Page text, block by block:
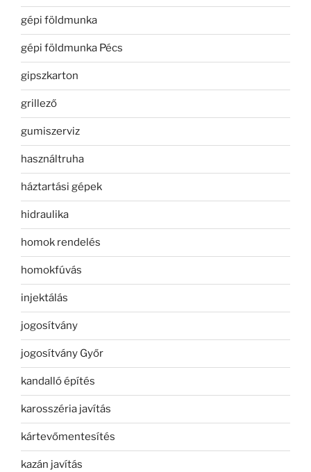
gépi földmunka
gépi földmunka Pécs
gipszkarton
grillező
gumiszerviz
használtruha
háztartási gépek
hidraulika
homok rendelés
homokfúvás
injektálás
jogosítvány
jogosítvány Győr
kandalló építés
karosszéria javítás
kártevőmentesítés
kazán javítás